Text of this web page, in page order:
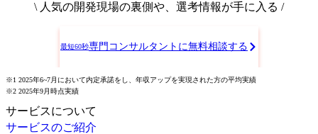
\ 人気の開発現場の裏側や、選考情報が手に入る /
最短60秒専門コンサルタントに無料相談する
※1 2025年6~7月において内定承諾をし、年収アップを実現された方の平均実績
※2 2025年9月時点実績
サービスについて
サービスのご紹介